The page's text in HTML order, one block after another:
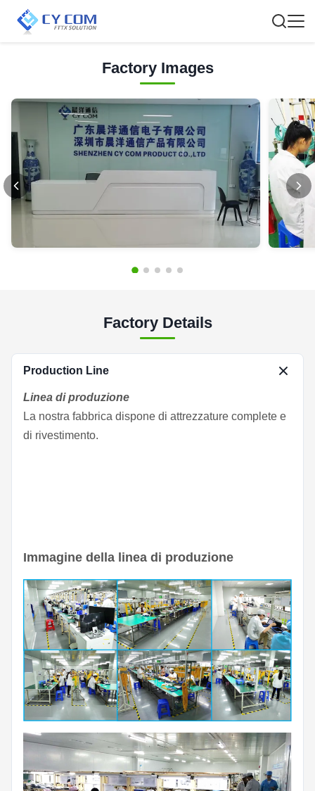
Factory Images
Factory Details
Production Line
Linea di produzione
La nostra fabbrica dispone di attrezzature complete e
di rivestimento.
Immagine della linea di produzione